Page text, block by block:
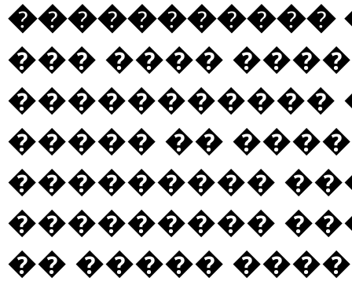
�����������
��� ����
�����������
����� ��
���������
���������
�� �����